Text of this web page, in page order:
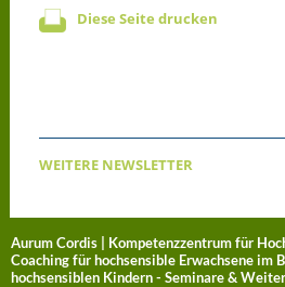
Diese Seite drucken
WEITERE NEWSLETTER
Aurum Cordis | Kompetenzzentrum für
Coaching für hochsensible Erwachsene im
hochsensiblen Kindern - Seminare &